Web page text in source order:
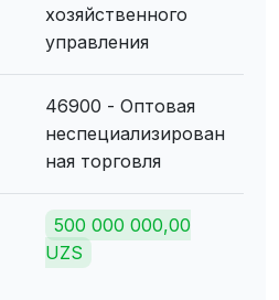
хозяйственного
управления
46900 - Оптовая
неспециализирован
ная торговля
500 000 000,00
UZS